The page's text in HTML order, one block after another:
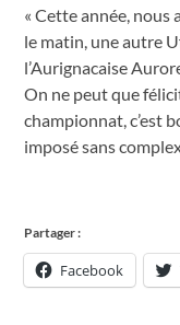
« Cette année, nous
le matin, une autre
l’Aurignacaise
On ne peut que
championnat, c’est
imposé sans
Partager :
Facebook